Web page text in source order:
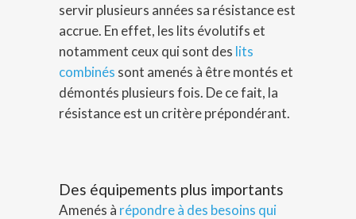
servir plusieurs années sa résistance est
accrue. En effet, les lits évolutifs et
notamment ceux qui sont des lits
combinés sont amenés à être montés et
démontés plusieurs fois. De ce fait, la
résistance est un critère prépondérant.
Des équipements plus importants
Amenés à répondre à des besoins qui